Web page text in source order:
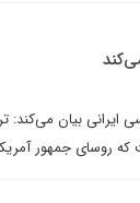
بیان می‌‌کند:
جمهور آمریکا